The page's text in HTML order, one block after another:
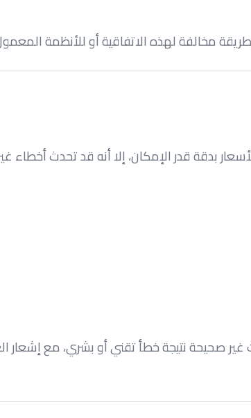
مخالفة لهذه الاتفاقية أو للأنظمة
بدقة قدر الإمكان، إلا أنه قد تحدث أخطاء
صحيحة نتيجة خطأ تقني أو بشري، مع إشعار